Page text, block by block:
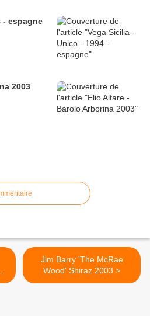
- espagne
2003
Jim Barry 'The McRae
Wood' Shiraz 2003 >